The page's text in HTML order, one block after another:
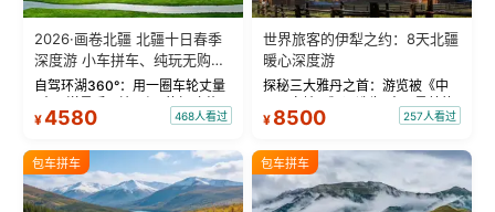
2026·画卷北疆 北疆十日春季
深度游 小车拼车、纯玩无购
物！
自驾环湖360°：用一圈车轮丈量
“大西洋最后一滴眼泪”的极致蔚
蓝。 赛湖旅拍：甄选多款风格服
绝美瞬间。 赛湖坦克300跟车视
频：专业摄影师...
¥4580 468人看过
世界旅客的伊犁之约：8天北疆
暖心深度游
探秘三大雅丹之首：游览被《中
国国家地理》评选为“中国最美的
三大雅丹”第一名的克拉玛依魔鬼
瓦人最大村落——禾木村，欣赏
晨雾与小木...
¥ 8500 257人看过
包车拼车 包车拼车